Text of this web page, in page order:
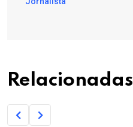
Relacionadas